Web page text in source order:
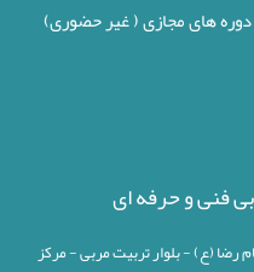
زمانبندی دوره های مجازی ( غیر حضوری)
فنی و حرفه ای
رضا (ع) - بلوار تربیت مربی - مرکز